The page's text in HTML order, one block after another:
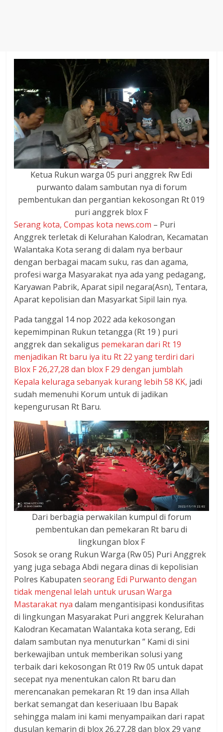
karena
standar
jurnalisme
dalam
setiap
liputan
peristiwa
dan
cerdas,
dan
berimbang.
Ketua Rukun warga 05 puri anggrek Rw Edi
purwanto dalam sambutan nya di forum
pembentukan dan pergantian kekosongan Rt 019
puri anggrek blox F
Serang kota, Compas kota news.com – Puri
Anggrek terletak di Kelurahan Kalodran, Kecamatan
Walantaka Kota serang di dalam nya berbaur
dengan berbagai macam suku, ras dan agama,
profesi warga Masyarakat nya ada yang pedagang,
Karyawan Pabrik, Aparat sipil negara(Asn), Tentara,
Aparat kepolisian dan Masyarkat Sipil lain nya.
Pada tanggal 14 nop 2022 ada kekosongan
kepemimpinan Rukun tetangga (Rt 19 ) puri
anggrek dan sekaligus pemekaran dari Rt 19
menjadikan Rt baru iya itu Rt 22 yang terdiri dari
Blox F 26,27,28 dan blox F 29 dengan jumblah
Kepala keluraga sebanyak kurang lebih 58 KK, jadi
sudah memenuhi Korum untuk di jadikan
kepengurusan Rt Baru.
Dari berbagia perwakilan kumpul di forum
pembentukan dan pemekaran Rt baru di
lingkungan blox F
Sosok se orang Rukun Warga (Rw 05) Puri Anggrek
yang juga sebaga Abdi negara dinas di kepolisian
Polres Kabupaten seorang Edi Purwanto dengan
tidak mengenal lelah untuk urusan Warga
Mastarakat nyadalam mengantisipasi kondusifitas
di lingkungan Masyarakat Puri anggrek Kelurahan
Kalodran Kecamatan Walantaka kota serang, Edi
dalam sambutan nya menuturkan ” Kami di sini
berkewajiban untuk memberikan solusi yang
terbaik dari kekosongan Rt 019 Rw 05 untuk dapat
secepat nya menentukan calon Rt baru dan
merencanakan pemekaran Rt 19 dan insa Allah
berkat semangat dan keseriuaan Ibu Bapak
sehingga malam ini kami menyampaikan dari rapat
dusulan kemarin di blox 26,27,28 dan blox 29 yang